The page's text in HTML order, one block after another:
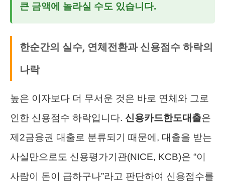
큰 금액에 놀라실 수도 있습니다.
한순간의 실수, 연체전환과 신용점수 하락의
나락
높은 이자보다 더 무서운 것은 바로 연체와 그로
인한 신용점수 하락입니다. 신용카드한도대출은
제2금융권 대출로 분류되기 때문에, 대출을 받는
사실만으로도 신용평가기관(NICE, KCB)은 “이
사람이 돈이 급하구나”라고 판단하여 신용점수를